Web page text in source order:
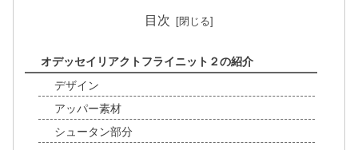
目次
オデッセイリアクトフライニット２の紹介
デザイン
アッパー素材
シュータン部分